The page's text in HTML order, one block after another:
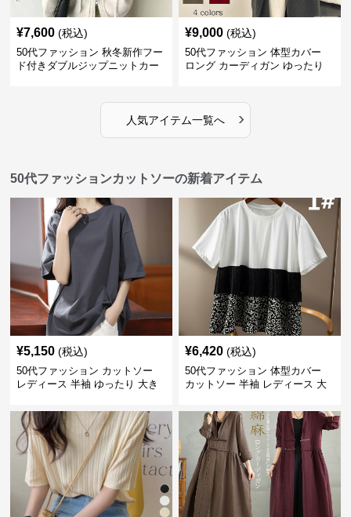
¥7,600 (税込)
50代ファッション 秋冬新作フー
ド付きダブルジップニットカー
¥9,000 (税込)
50代ファッション 体型カバー
ロング カーディガン ゆったり
人気アイテム一覧へ ›
50代ファッションカットソーの新着アイテム
¥5,150 (税込)
50代ファッション カットソー
レディース 半袖 ゆったり 大き
¥6,420 (税込)
50代ファッション 体型カバー
カットソー 半袖 レディース 大